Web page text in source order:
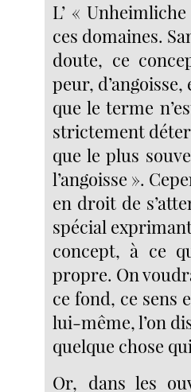
L’ «
ces domaines.
doute, ce
peur,
que le terme
strictement
que le plus
l’angoisse ».
en droit de
spécial
concept, à ce
propre. On
ce fond, ce sens
lui-même, l’on
quelque chose
Or, dans les